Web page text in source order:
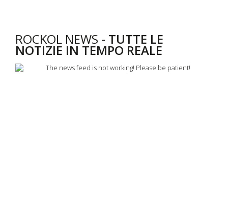
ROCKOL NEWS - TUTTE LE
NOTIZIE IN TEMPO REALE